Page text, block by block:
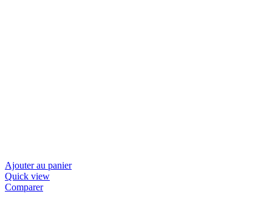
Ajouter au panier
Quick view
Comparer